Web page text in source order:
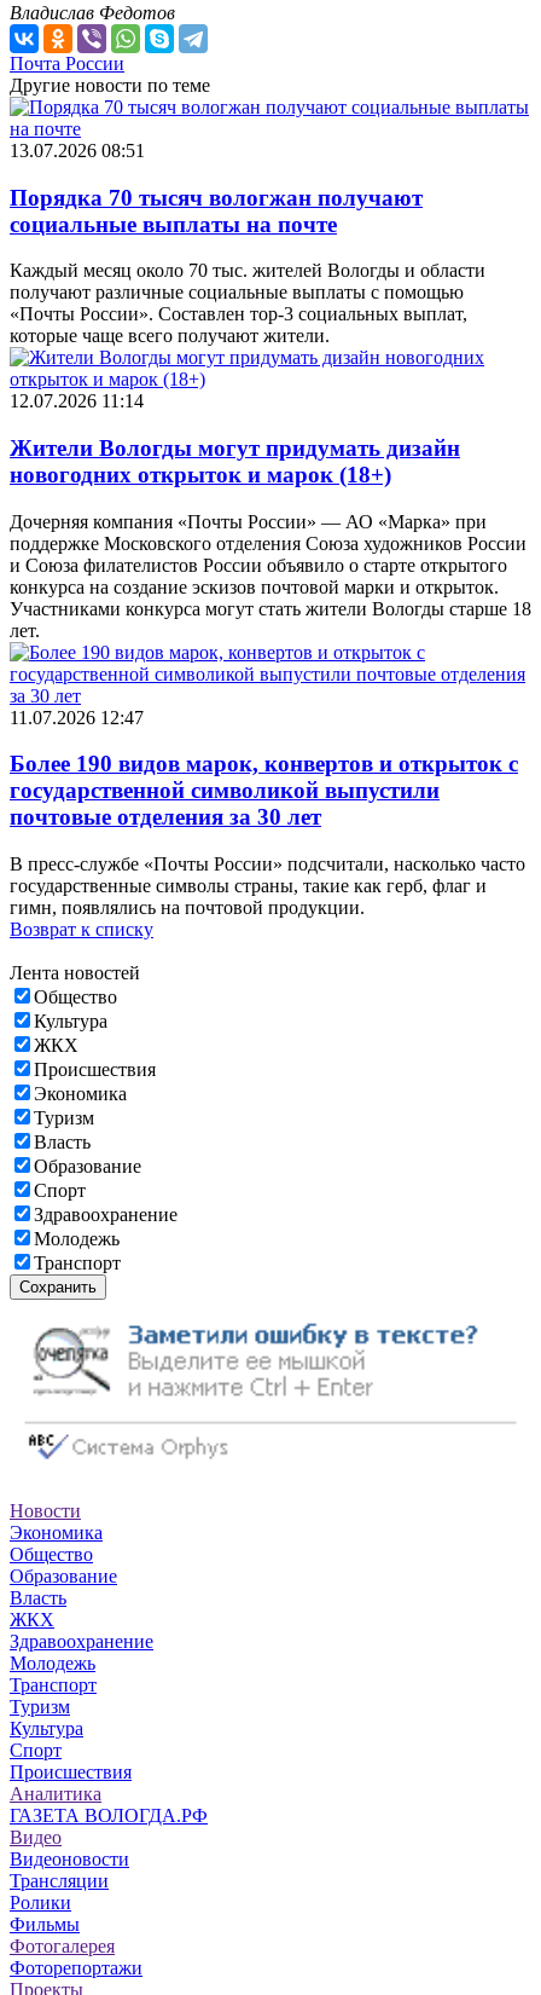
Владислав Федотов
Почта России
Другие новости по теме
13.07.2026 08:51
Порядка 70 тысяч вологжан получают
социальные выплаты на почте
Каждый месяц около 70 тыс. жителей Вологды и области
получают различные социальные выплаты с помощью
«Почты России». Составлен тор-3 социальных выплат,
которые чаще всего получают жители.
12.07.2026 11:14
Жители Вологды могут придумать дизайн
новогодних открыток и марок (18+)
Дочерняя компания «Почты России» — АО «Марка» при
поддержке Московского отделения Союза художников России
и Союза филателистов России объявило о старте открытого
конкурса на создание эскизов почтовой марки и открыток.
Участниками конкурса могут стать жители Вологды старше 18
лет.
11.07.2026 12:47
Более 190 видов марок, конвертов и открыток с
государственной символикой выпустили
почтовые отделения за 30 лет
В пресс-службе «Почты России» подсчитали, насколько часто
государственные символы страны, такие как герб, флаг и
гимн, появлялись на почтовой продукции.
Возврат к списку
Лента новостей
Общество
Культура
ЖКХ
Происшествия
Экономика
Туризм
Власть
Образование
Спорт
Здравоохранение
Молодежь
Транспорт
Сохранить
Новости
Экономика
Общество
Образование
Власть
ЖКХ
Здравоохранение
Молодежь
Транспорт
Туризм
Культура
Спорт
Происшествия
Аналитика
ГАЗЕТА ВОЛОГДА.РФ
Видео
Видеоновости
Трансляции
Ролики
Фильмы
Фотогалерея
Фоторепортажи
Проекты